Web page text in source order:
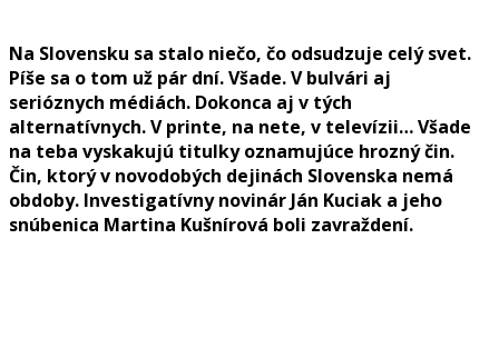
Na Slovensku sa stalo niečo, čo odsudzuje celý svet.
Píše sa o tom už pár dní. Všade. V bulvári aj
serióznych médiách. Dokonca aj v tých
alternatívnych. V printe, na nete, v televízii… Všade
na teba vyskakujú titulky oznamujúce hrozný čin.
Čin, ktorý v novodobých dejinách Slovenska nemá
obdoby. Investigatívny novinár Ján Kuciak a jeho
snúbenica Martina Kušnírová boli zavraždení.